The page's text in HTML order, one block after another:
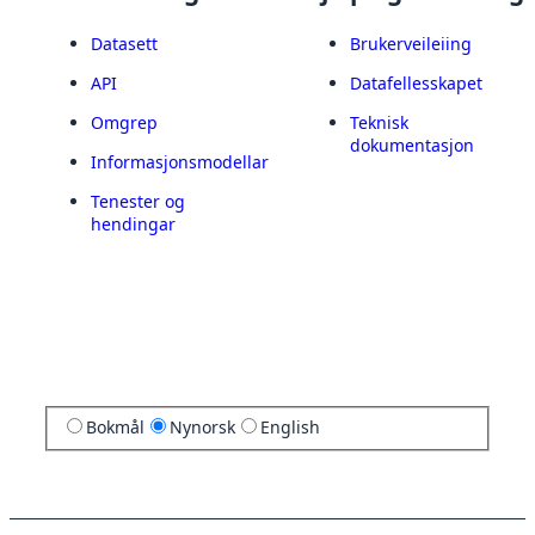
Datasett
API
Omgrep
Informasjonsmodellar
Tenester og
hendingar
Brukerveileiing
Datafellesskapet
Teknisk
dokumentasjon
Bokmål Nynorsk English